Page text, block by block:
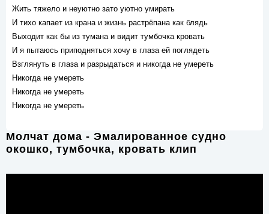
Жить тяжело и неуютно зато уютно умирать
И тихо капает из крана и жизнь растрёпана как блядь
Выходит как бы из тумана и видит тумбочка кровать
И я пытаюсь приподняться хочу в глаза ей поглядеть
Взглянуть в глаза и разрыдаться и никогда не умереть
Никогда не умереть
Никогда не умереть
Никогда не умереть
Молчат дома - Эмалированное судно
окошко, тумбочка, кровать клип